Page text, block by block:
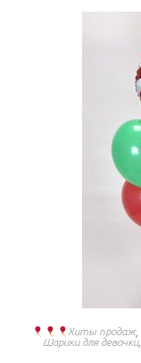
Хиты продаж,
Шарики для девочки,